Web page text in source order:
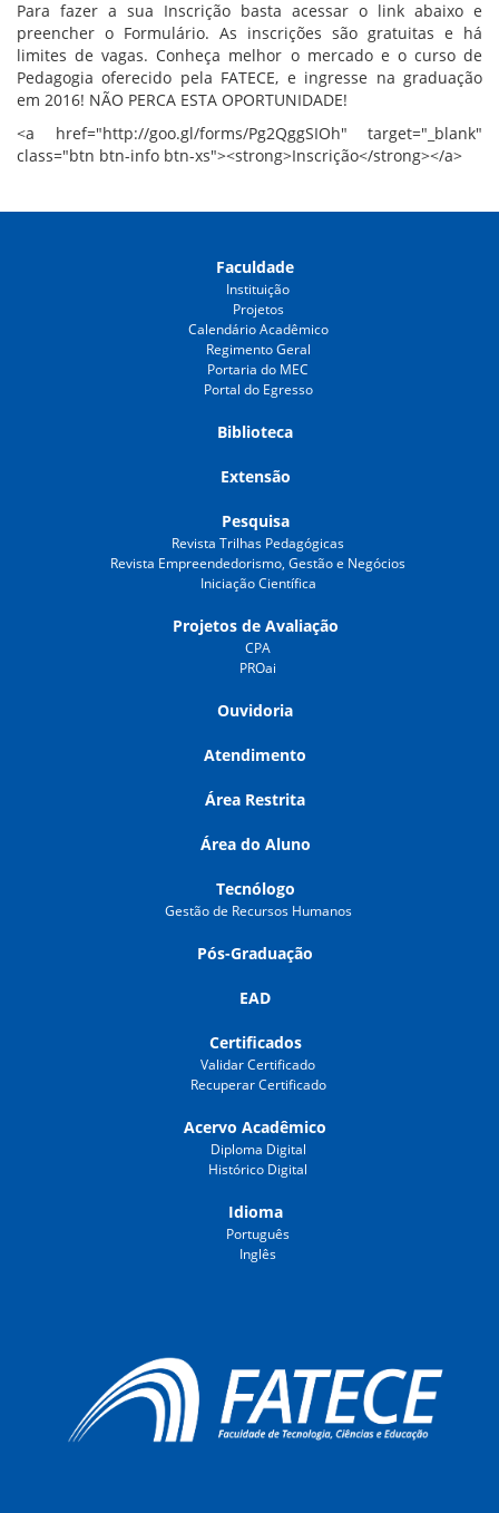
Para fazer a sua Inscrição basta acessar o link abaixo e
preencher o Formulário. As inscrições são gratuitas e há
limites de vagas. Conheça melhor o mercado e o curso de
Pedagogia oferecido pela FATECE, e ingresse na graduação
em 2016! NÃO PERCA ESTA OPORTUNIDADE!
<a href="http://goo.gl/forms/Pg2QggSIOh" target="_blank"
class="btn btn-info btn-xs"><strong>Inscrição</strong></a>
Faculdade
Instituição
Projetos
Calendário Acadêmico
Regimento Geral
Portaria do MEC
Portal do Egresso
Biblioteca
Extensão
Pesquisa
Revista Trilhas Pedagógicas
Revista Empreendedorismo, Gestão e Negócios
Iniciação Científica
Projetos de Avaliação
CPA
PROai
Ouvidoria
Atendimento
Área Restrita
Área do Aluno
Tecnólogo
Gestão de Recursos Humanos
Pós-Graduação
EAD
Certificados
Validar Certificado
Recuperar Certificado
Acervo Acadêmico
Diploma Digital
Histórico Digital
Idioma
Português
Inglês